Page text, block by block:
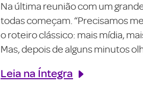
Na última reunião com um
todas começam. “Precisamos
o roteiro clássico: mais mídia,
Mas, depois de alguns minutos
Leia na Íntegra